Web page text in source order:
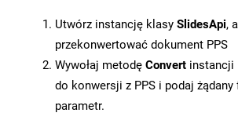
Utwórz instancję klasy SlidesApi,
przekonwertować dokument PPS
Wywołaj metodę Convert instancji
do konwersji z PPS i podaj
parametr.